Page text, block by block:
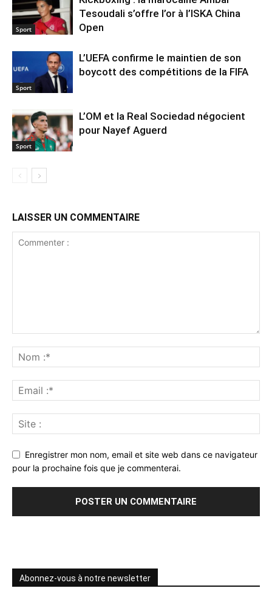
Sport
Tesoudali s’offre l’or à l’ISKA China
Open
Sport
L’UEFA confirme le maintien de son
boycott des compétitions de la FIFA
Sport
L’OM et la Real Sociedad négocient
pour Nayef Aguerd
LAISSER UN COMMENTAIRE
Enregistrer mon nom, email et site web dans ce navigateur
pour la prochaine fois que je commenterai.
Abonnez-vous à notre newsletter